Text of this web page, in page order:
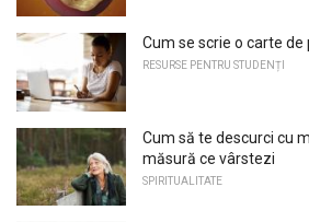
Cum se scrie o carte de
RESURSE PENTRU STUDENȚI
Cum să te descurci cu
măsură ce vârstezi
SPIRITUALITATE